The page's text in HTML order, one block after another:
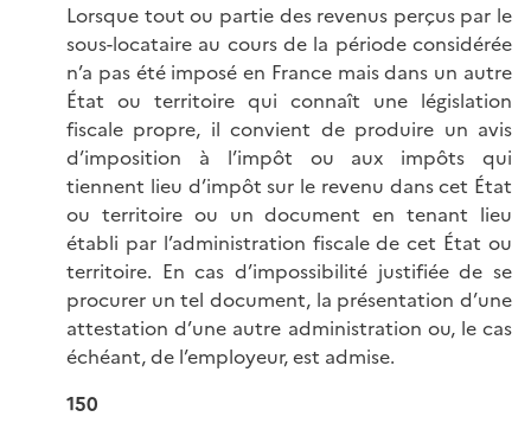
Lorsque tout ou partie des revenus perçus par le
sous-locataire au cours de la période considérée
n’a pas été imposé en France mais dans un autre
État ou territoire qui connaît une législation
fiscale propre, il convient de produire un avis
d’imposition à l’impôt ou aux impôts qui
tiennent lieu d’impôt sur le revenu dans cet État
ou territoire ou un document en tenant lieu
établi par l’administration fiscale de cet État ou
territoire. En cas d’impossibilité justifiée de se
procurer un tel document, la présentation d’une
attestation d’une autre administration ou, le cas
échéant, de l’employeur, est admise.
150